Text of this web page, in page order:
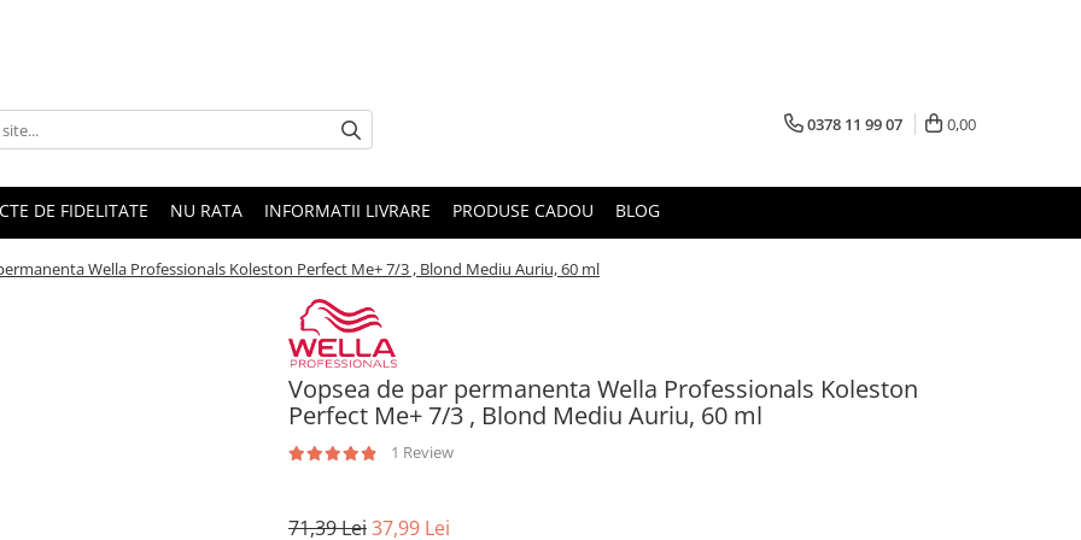
0378 11 99 07 0,00
DE FIDELITATE NU RATA INFORMATII LIVRARE PRODUSE CADOU BLOG
Wella Professionals Koleston Perfect Me+ 7/3 , Blond Mediu Auriu, 60 ml
Vopsea de par permanenta Wella Professionals Koleston
Perfect Me+ 7/3 , Blond Mediu Auriu, 60 ml
1 Review
71,39 Lei37,99 Lei